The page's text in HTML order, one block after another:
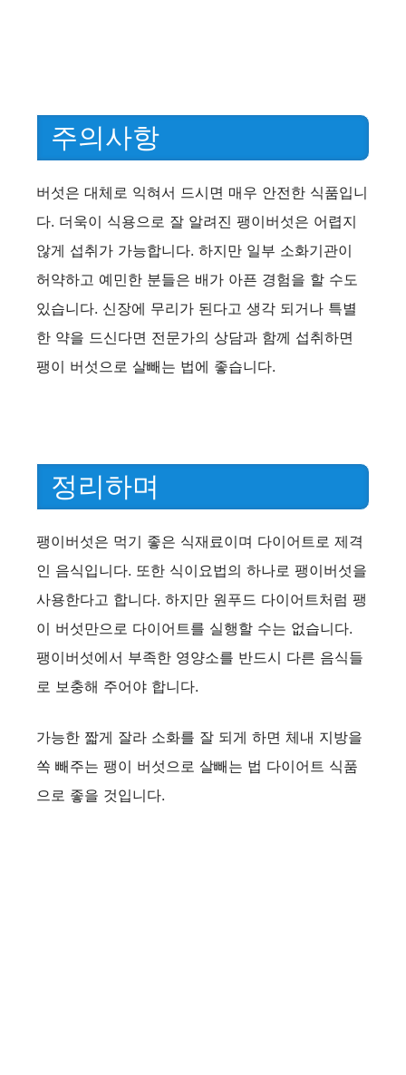
주의사항
버섯은 대체로 익혀서 드시면 매우 안전한 식품입니
다. 더욱이 식용으로 잘 알려진 팽이버섯은 어렵지
않게 섭취가 가능합니다. 하지만 일부 소화기관이
허약하고 예민한 분들은 배가 아픈 경험을 할 수도
있습니다. 신장에 무리가 된다고 생각 되거나 특별
한 약을 드신다면 전문가의 상담과 함께 섭취하면
팽이 버섯으로 살빼는 법에 좋습니다.
정리하며
팽이버섯은 먹기 좋은 식재료이며 다이어트로 제격
인 음식입니다. 또한 식이요법의 하나로 팽이버섯을
사용한다고 합니다. 하지만 원푸드 다이어트처럼 팽
이 버섯만으로 다이어트를 실행할 수는 없습니다.
팽이버섯에서 부족한 영양소를 반드시 다른 음식들
로 보충해 주어야 합니다.
가능한 짧게 잘라 소화를 잘 되게 하면 체내 지방을
쏙 빼주는 팽이 버섯으로 살빼는 법 다이어트 식품
으로 좋을 것입니다.